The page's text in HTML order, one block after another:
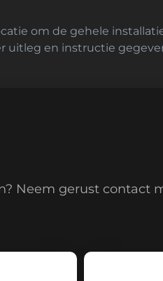
om de gehele
uitleg en instructie
Neem gerust contact